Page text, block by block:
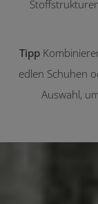
Tipp
edlen Schuhen
Auswahl,